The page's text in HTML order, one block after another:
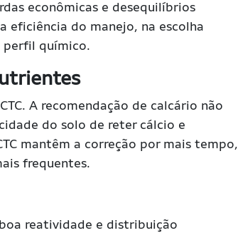
econômicas e desequilíbrios
eficiência do manejo, na escolha
perfil químico.
A recomendação de calcário não
do solo de reter cálcio e
mantêm a correção por mais tempo,
frequentes.
reatividade e distribuição